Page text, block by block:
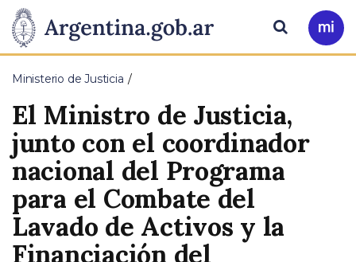
Presidencia
de
la
Nación
Pasar al contenido principal
Ir
a
Buscar
Ministerio de Justicia
El Ministro de Justicia,
junto con el coordinador
nacional del Programa
para el Combate del
Lavado de Activos y la
Financiación del